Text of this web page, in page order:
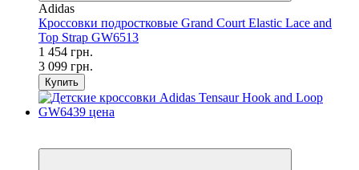
Adidas
Кроссовки подростковые Grand Court Elastic Lace and
Top Strap GW6513
1 454 грн.
3 099 грн.
Купить